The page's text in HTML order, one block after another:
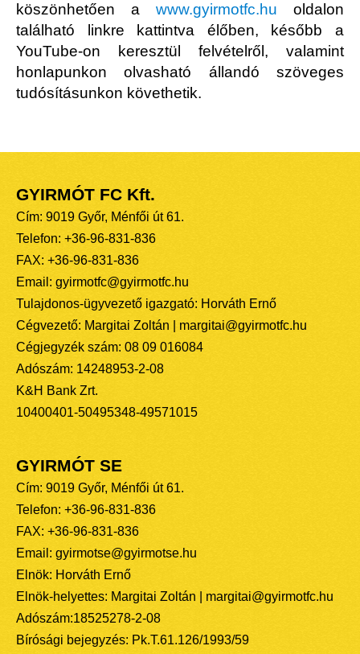
köszönhetően a www.gyirmotfc.hu oldalon
található linkre kattintva élőben, később a
YouTube-on keresztül felvételről, valamint
honlapunkon olvasható állandó szöveges
tudósításunkon követhetik.
GYIRMÓT FC Kft.
Cím: 9019 Győr, Ménfői út 61.
Telefon: +36-96-831-836
FAX: +36-96-831-836
Email: gyirmotfc@gyirmotfc.hu
Tulajdonos-ügyvezető igazgató: Horváth Ernő
Cégvezető: Margitai Zoltán | margitai@gyirmotfc.hu
Cégjegyzék szám: 08 09 016084
Adószám: 14248953-2-08
K&H Bank Zrt.
10400401-50495348-49571015
GYIRMÓT SE
Cím: 9019 Győr, Ménfői út 61.
Telefon: +36-96-831-836
FAX: +36-96-831-836
Email: gyirmotse@gyirmotse.hu
Elnök: Horváth Ernő
Elnök-helyettes: Margitai Zoltán | margitai@gyirmotfc.hu
Adószám:18525278-2-08
Bírósági bejegyzés: Pk.T.61.126/1993/59